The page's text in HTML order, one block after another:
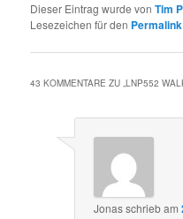
Dieser Eintrag wurde vonTim
Lesezeichen für den Permalink
43 KOMMENTARE ZU „LNP552
Jonasschriebam